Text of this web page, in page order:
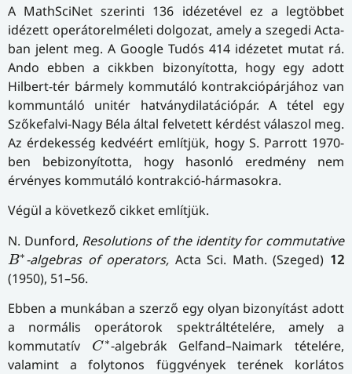
A MathSciNet szerinti 136 idézetével ez a legtöbbet
idézett operátorelméleti dolgozat, amely a szegedi Acta-
ban jelent meg. A Google Tudós 414 idézetet mutat rá.
Ando ebben a cikkben bizonyította, hogy egy adott
Hilbert-tér bármely kommutáló kontrakciópárjához van
kommuntáló unitér hatványdilatációpár. A tétel egy
Szőkefalvi-Nagy Béla által felvetett kérdést válaszol meg.
Az érdekesség kedvéért említjük, hogy S. Parrott 1970-
ben bebizonyította, hogy hasonló eredmény nem
érvényes kommutáló kontrakció-hármasokra.
Végül a következő cikket említjük.
N. Dunford, Resolutions of the identity for commutative
B∗
B∗-algebras of operators, Acta Sci. Math. (Szeged) 12
(1950), 51–56.
Ebben a munkában a szerző egy olyan bizonyítást adott
a normális operátorok spektráltételére, amely a
kommutatív
C ∗
C∗-algebrák Gelfand–Naimark tételére,
valamint a folytonos függvények terének korlátos